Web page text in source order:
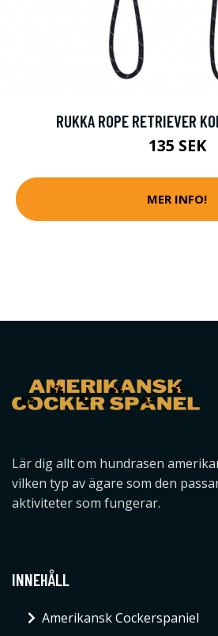
RUKKA ROPE RETRIEVER
135 SEK
MER INFO!
Lär dig allt om hundrasen
vilken typ av ägare som den
aktiviteter som fungerar.
INNEHÅLL
Amerikansk Cockerspaniel